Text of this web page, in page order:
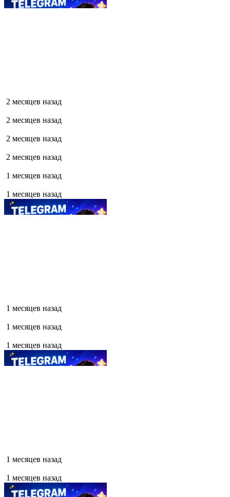
2 месяцев назад
2 месяцев назад
2 месяцев назад
2 месяцев назад
1 месяцев назад
1 месяцев назад
1 месяцев назад
1 месяцев назад
1 месяцев назад
1 месяцев назад
1 месяцев назад